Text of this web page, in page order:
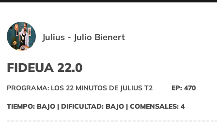
Julius - Julio Bienert
FIDEUA 22.0
PROGRAMA: LOS 22 MINUTOS DE JULIUS T2 EP: 470
TIEMPO: BAJO | DIFICULTAD: BAJO | COMENSALES: 4